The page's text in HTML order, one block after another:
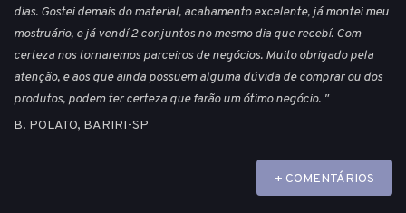
dias. Gostei demais do material, acabamento excelente, já montei meu
mostruário, e já vendí 2 conjuntos no mesmo dia que recebí. Com
certeza nos tornaremos parceiros de negócios. Muito obrigado pela
atenção, e aos que ainda possuem alguma dúvida de comprar ou dos
produtos, podem ter certeza que farão um ótimo negócio. "
B. POLATO, BARIRI-SP
+ COMENTÁRIOS